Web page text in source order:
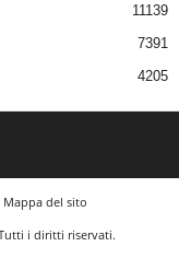
11139
7391
4205
Mappa del sito
i diritti riservati.